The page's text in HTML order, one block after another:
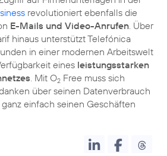
revolutioniert ebenfalls die
E-Mails und Video-Anrufen. Über
hinaus unterstützt Telefónica
in einer modernen Arbeitswelt
eines leistungsstarken
. Mit O2 Free muss sich
über seinen Datenverbrauch
einfach seinen Geschäften